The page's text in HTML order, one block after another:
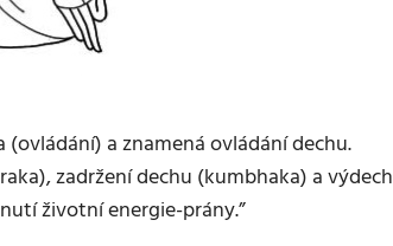
(ovládání) a znamená ovládání dechu.
zadržení dechu (kumbhaka) a výdech
životní energie-prány.”